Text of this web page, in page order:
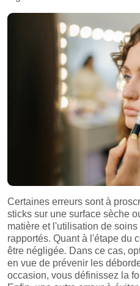
Certaines erreurs sont à
sticks sur une surface sèche
matière et l'utilisation de
rapportés. Quant à l'étape du
être négligée. Dans ce cas,
en vue de prévenir les
occasion, vous définissez la